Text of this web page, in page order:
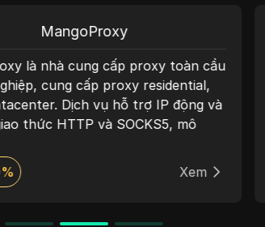
MangoProxy
là nhà cung cấp proxy toàn cầu
cung cấp proxy residential,
Dịch vụ hỗ trợ IP động và
thức HTTP và SOCKS5, mô
Mango Proxy phù hợp cho
quảng cáo, SEO, tự động hóa
Xem